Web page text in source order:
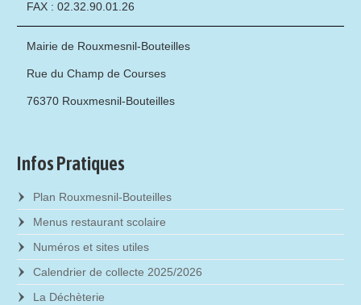
FAX : 02.32.90.01.26
Mairie de Rouxmesnil-Bouteilles
Rue du Champ de Courses
76370 Rouxmesnil-Bouteilles
Infos Pratiques
Plan Rouxmesnil-Bouteilles
Menus restaurant scolaire
Numéros et sites utiles
Calendrier de collecte 2025/2026
La Déchèterie